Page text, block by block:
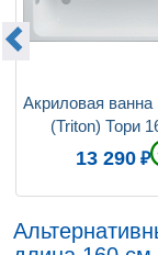
Акриловая ванна
(Triton) Тори
13 290